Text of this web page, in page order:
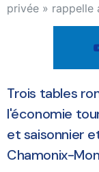
privée » rappelle
Trois tables
l'économie
et saisonnier
Chamonix-